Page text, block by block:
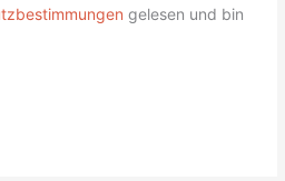
gelesen und bin